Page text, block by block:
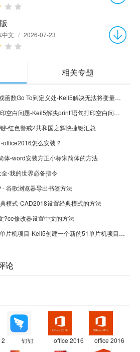
中文 / 2026-07-23
相关专题
Keil5怎么解决无法将变量或函数Go To到定义处-Keil5解决无法将变量或函数Go To到定义处的方法
Keil5怎么解决printf语句打印空白问题-Keil5解决printf语句打印空白问题的方法
-红色警戒2共和国之辉快捷键汇总
怎么安装？
体-word安装方正小标宋简体的方法
-我的世界必备指令
谷歌浏览器导出书签方法
模式-CAD2018设置经典模式的方法
?ce修改器设置中文的方法
Keil5怎么创建一个新的51单片机项目-Keil5创建一个新的51单片机项目的方法
论
钉钉 office 2016 office 2016